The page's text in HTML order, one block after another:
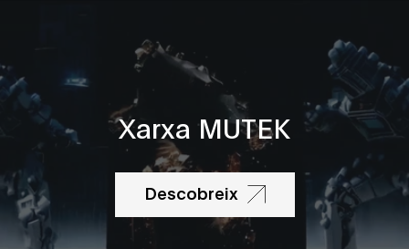
Xarxa MUTEK
Descobreix